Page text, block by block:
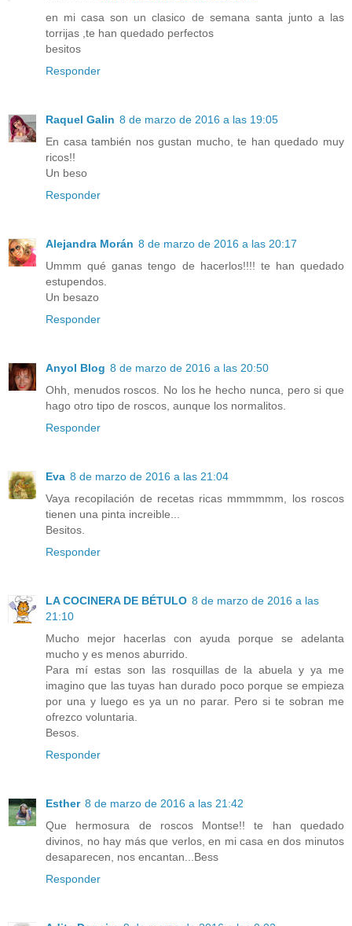
en mi casa son un clasico de semana santa junto a las
torrijas ,te han quedado perfectos
besitos
Responder
Raquel Galin 8 de marzo de 2016 a las 19:05
En casa también nos gustan mucho, te han quedado muy
ricos!!
Un beso
Responder
Alejandra Morán 8 de marzo de 2016 a las 20:17
Ummm qué ganas tengo de hacerlos!!!! te han quedado
estupendos.
Un besazo
Responder
Anyol Blog 8 de marzo de 2016 a las 20:50
Ohh, menudos roscos. No los he hecho nunca, pero si que
hago otro tipo de roscos, aunque los normalitos.
Responder
Eva 8 de marzo de 2016 a las 21:04
Vaya recopilación de recetas ricas mmmmmm, los roscos
tienen una pinta increible...
Besitos.
Responder
LA COCINERA DE BÉTULO 8 de marzo de 2016 a las
21:10
Mucho mejor hacerlas con ayuda porque se adelanta
mucho y es menos aburrido.
Para mí estas son las rosquillas de la abuela y ya me
imagino que las tuyas han durado poco porque se empieza
por una y luego es ya un no parar. Pero si te sobran me
ofrezco voluntaria.
Besos.
Responder
Esther 8 de marzo de 2016 a las 21:42
Que hermosura de roscos Montse!! te han quedado
divinos, no hay más que verlos, en mi casa en dos minutos
desaparecen, nos encantan...Bess
Responder